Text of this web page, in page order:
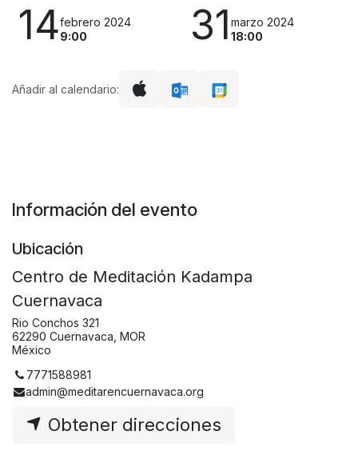
14febrero 2024
9:00
31 marzo 2024
18:00
Añadir al calendario:
Información del evento
Ubicación
Centro de Meditación Kadampa
Cuernavaca
Rio Conchos 321
62290 Cuernavaca, MOR
México
7771588981
admin@meditarencuernavaca.org
Obtener direcciones